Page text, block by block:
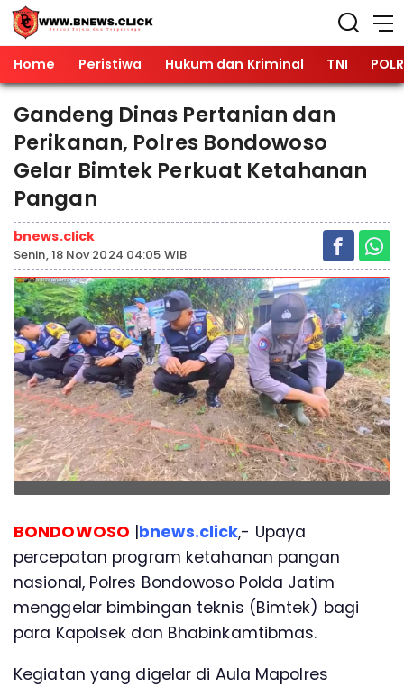
Home Peristiwa Hukum dan Kriminal TNI
Gandeng Dinas Pertanian dan
Perikanan, Polres Bondowoso
Gelar Bimtek Perkuat Ketahanan
Pangan
bnews.click
Senin, 18 Nov 2024 04:05 WIB
BONDOWOSO bnews.click,- Upaya
percepatan program ketahanan pangan
nasional, Polres Bondowoso Polda Jatim
menggelar bimbingan teknis (Bimtek) bagi
para Kapolsek dan Bhabinkamtibmas.
Kegiatan yang digelar di Aula Mapolres